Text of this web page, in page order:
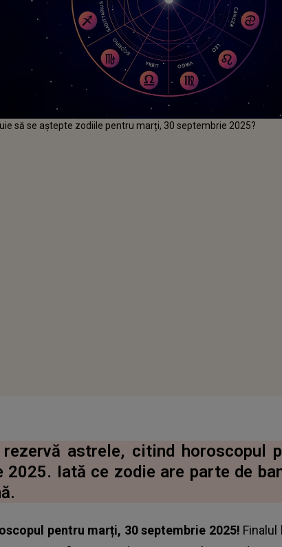
să se aștepte zodiile pentru marți, 30 septembrie 2025?
astrele, citind horoscopul
2025. Iată ce zodie are parte de
pentru marți, 30 septembrie 2025!